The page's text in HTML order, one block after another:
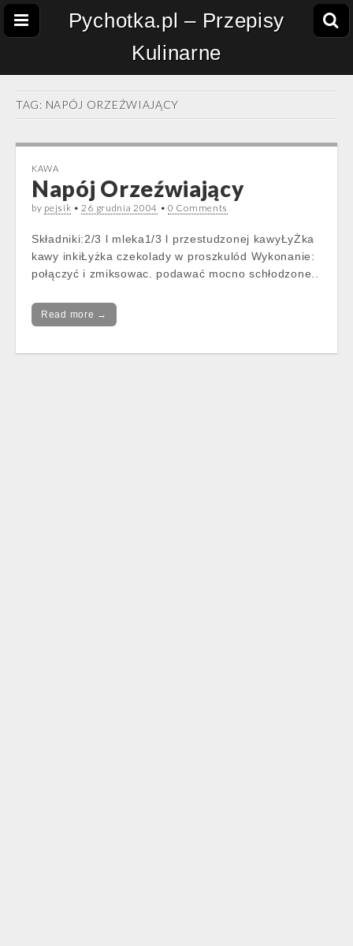
Pychotka.pl – Przepisy
Kulinarne
TAG: NAPÓJ ORZEŹWIAJĄCY
KAWA
Napój Orzeźwiający
by pejsik •26 grudnia 2004 •0 Comments
Składniki:2/3 l mleka1/3 l przestudzonej kawyŁyŻka
kawy inkiŁyżka czekolady w proszkulód Wykonanie:
połączyć i zmiksowac. podawać mocno schłodzone..
Read more →